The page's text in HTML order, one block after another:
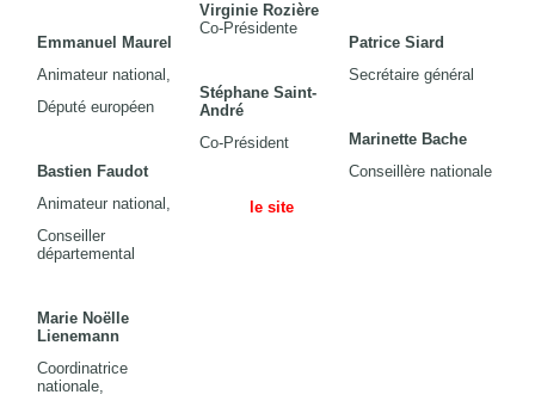
Emmanuel Maurel
Animateur national,
Député européen
Bastien Faudot
Animateur national,
Conseiller
départemental
Marie Noëlle
Lienemann
Coordinatrice
nationale,
Virginie Rozière
Co-Présidente
Stéphane Saint-
André
Co-Président
le site
Patrice Siard
Secrétaire général
Marinette Bache
Conseillère nationale